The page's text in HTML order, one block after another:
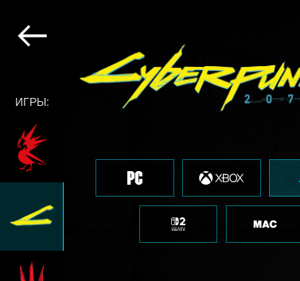
ИГРЫ: